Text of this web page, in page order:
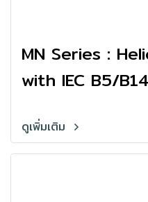
MN Series :
with IEC B5/
ดูเพิ่มเติม